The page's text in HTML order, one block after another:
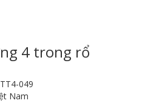
4 trong rổ
TT4-049
Nam